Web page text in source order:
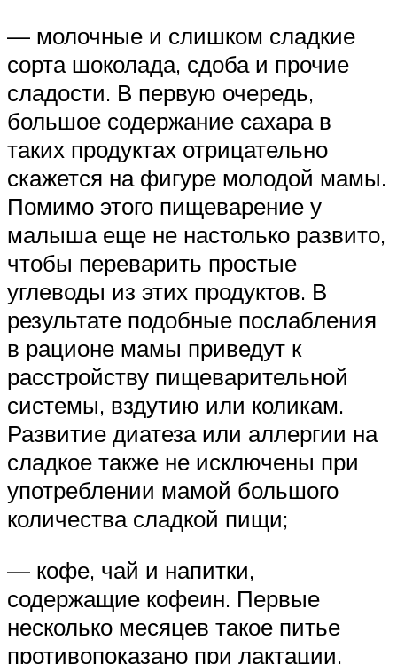
— молочные и слишком сладкие
сорта шоколада, сдоба и прочие
сладости. В первую очередь,
большое содержание сахара в
таких продуктах отрицательно
скажется на фигуре молодой мамы.
Помимо этого пищеварение у
малыша еще не настолько развито,
чтобы переварить простые
углеводы из этих продуктов. В
результате подобные послабления
в рационе мамы приведут к
расстройству пищеварительной
системы, вздутию или коликам.
Развитие диатеза или аллергии на
сладкое также не исключены при
употреблении мамой большого
количества сладкой пищи;
— кофе, чай и напитки,
содержащие кофеин. Первые
несколько месяцев такое питье
противопоказано при лактации.